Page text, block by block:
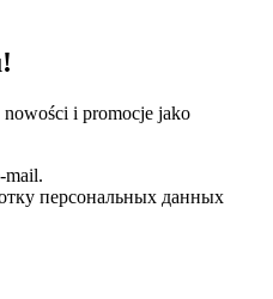
nowości i promocje jako
mail.
персональных данных